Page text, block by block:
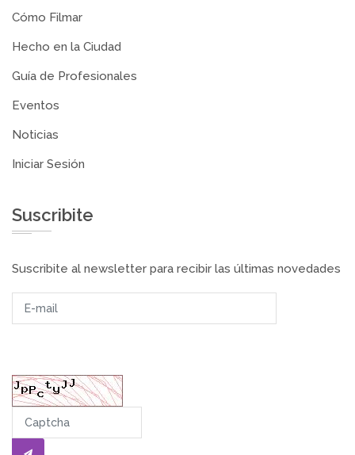
Cómo Filmar
Hecho en la Ciudad
Guía de Profesionales
Eventos
Noticias
Iniciar Sesión
Suscribite
Suscribite al newsletter para recibir las últimas novedades